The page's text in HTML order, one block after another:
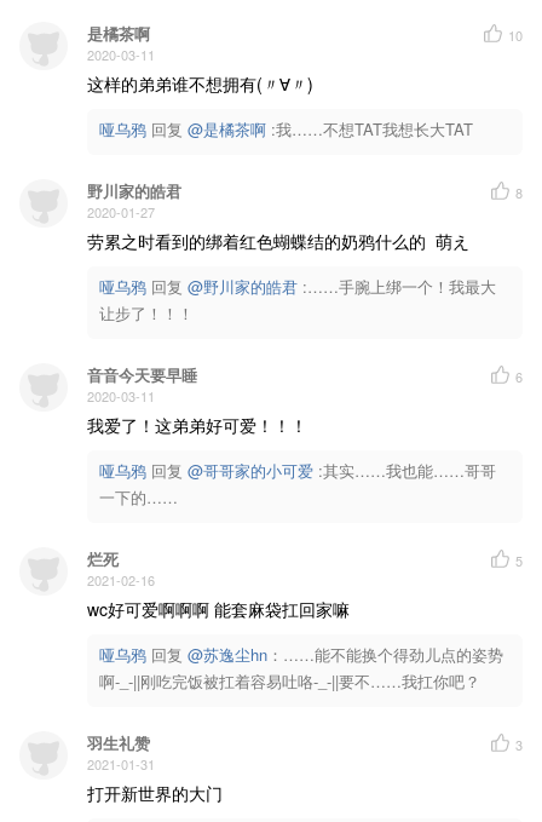
是橘茶啊
2020-03-11
10
这样的弟弟谁不想拥有(〃∀〃)
哑乌鸦 回复 @是橘茶啊 :我……不想TAT我想长大TAT
野川家的皓君
2020-01-27
8
劳累之时看到的绑着红色蝴蝶结的奶鸦什么的  萌え
哑乌鸦 回复 @野川家的皓君 :……手腕上绑一个！我最大
让步了！！！
音音今天要早睡
2020-03-11
6
我爱了！这弟弟好可爱！！！
哑乌鸦 回复 @哥哥家的小可爱 :其实……我也能……哥哥
一下的……
烂死
2021-02-16
5
wc好可爱啊啊啊 能套麻袋扛回家嘛
哑乌鸦 回复 @苏逸尘hn ：……能不能换个得劲儿点的姿势
啊-_-||刚吃完饭被扛着容易吐咯-_-||要不……我扛你吧？
羽生礼赞
2021-01-31
3
打开新世界的大门